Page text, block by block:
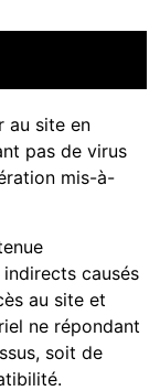
au site en
pas de virus
mis-à-
causés
au site et
ne répondant
soit de